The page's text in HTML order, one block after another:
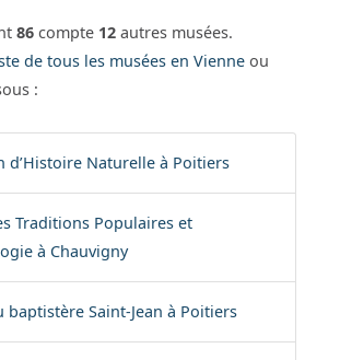
86 compte 12 autres musées.
de tous les musées en Vienne ou
:
d’Histoire Naturelle à Poitiers
Traditions Populaires et
à Chauvigny
baptistère Saint-Jean à Poitiers